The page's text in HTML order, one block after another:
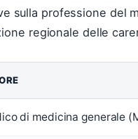
sulla professione del
regionale delle
di medicina generale